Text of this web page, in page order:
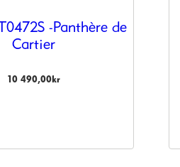
-Panthère de
Cartier
10 490,00 kr